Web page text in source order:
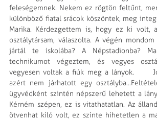
feleségemnek. Nekem ez rögtön fel­tűnt,
külön­böző fiatal srácok köszöntek, meg
Marika. Kérdezgettem is, hogy ez ki
osztálytársam, válaszolta. A végén
jártál te iskolába? A Nép­stadionba?
techniku­mot végeztem, és vegyes
vegyesen voltak a fiúk meg a lányok.
azért nem járhatott egy
ügyvédként szintén népszerű lehetett a
Kérném szépen, ez is vitathatatlan. Az
ötvenhat kiló volt, ez szinte hihetetlen a